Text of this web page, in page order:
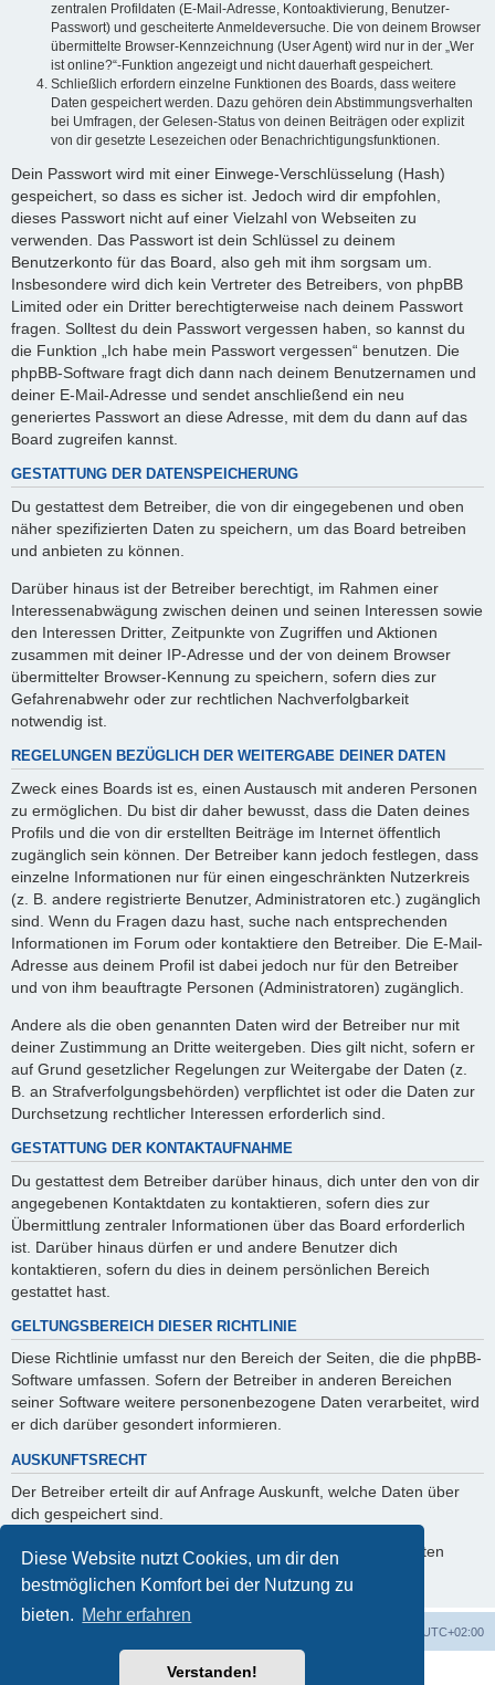
Diese Website nutzt Cookies, um dir den
bestmöglichen Komfort bei der Nutzung zu
bieten. Mehr erfahren
Verstanden!
zentralen Profildaten (E-Mail-Adresse, Kontoaktivierung, Benutzer-
Passwort) und gescheiterte Anmeldeversuche. Die von deinem Browser
übermittelte Browser-Kennzeichnung (User Agent) wird nur in der „Wer
ist online?“-Funktion angezeigt und nicht dauerhaft gespeichert.
Schließlich erfordern einzelne Funktionen des Boards, dass weitere
Daten gespeichert werden. Dazu gehören dein Abstimmungsverhalten
bei Umfragen, der Gelesen-Status von deinen Beiträgen oder explizit
von dir gesetzte Lesezeichen oder Benachrichtigungsfunktionen.
Dein Passwort wird mit einer Einwege-Verschlüsselung (Hash)
gespeichert, so dass es sicher ist. Jedoch wird dir empfohlen,
dieses Passwort nicht auf einer Vielzahl von Webseiten zu
verwenden. Das Passwort ist dein Schlüssel zu deinem
Benutzerkonto für das Board, also geh mit ihm sorgsam um.
Insbesondere wird dich kein Vertreter des Betreibers, von phpBB
Limited oder ein Dritter berechtigterweise nach deinem Passwort
fragen. Solltest du dein Passwort vergessen haben, so kannst du
die Funktion „Ich habe mein Passwort vergessen“ benutzen. Die
phpBB-Software fragt dich dann nach deinem Benutzernamen und
deiner E-Mail-Adresse und sendet anschließend ein neu
generiertes Passwort an diese Adresse, mit dem du dann auf das
Board zugreifen kannst.
GESTATTUNG DER DATENSPEICHERUNG
Du gestattest dem Betreiber, die von dir eingegebenen und oben
näher spezifizierten Daten zu speichern, um das Board betreiben
und anbieten zu können.
Darüber hinaus ist der Betreiber berechtigt, im Rahmen einer
Interessenabwägung zwischen deinen und seinen Interessen sowie
den Interessen Dritter, Zeitpunkte von Zugriffen und Aktionen
zusammen mit deiner IP-Adresse und der von deinem Browser
übermittelter Browser-Kennung zu speichern, sofern dies zur
Gefahrenabwehr oder zur rechtlichen Nachverfolgbarkeit
notwendig ist.
REGELUNGEN BEZÜGLICH DER WEITERGABE DEINER DATEN
Zweck eines Boards ist es, einen Austausch mit anderen Personen
zu ermöglichen. Du bist dir daher bewusst, dass die Daten deines
Profils und die von dir erstellten Beiträge im Internet öffentlich
zugänglich sein können. Der Betreiber kann jedoch festlegen, dass
einzelne Informationen nur für einen eingeschränkten Nutzerkreis
(z. B. andere registrierte Benutzer, Administratoren etc.) zugänglich
sind. Wenn du Fragen dazu hast, suche nach entsprechenden
Informationen im Forum oder kontaktiere den Betreiber. Die E-Mail-
Adresse aus deinem Profil ist dabei jedoch nur für den Betreiber
und von ihm beauftragte Personen (Administratoren) zugänglich.
Andere als die oben genannten Daten wird der Betreiber nur mit
deiner Zustimmung an Dritte weitergeben. Dies gilt nicht, sofern er
auf Grund gesetzlicher Regelungen zur Weitergabe der Daten (z.
B. an Strafverfolgungsbehörden) verpflichtet ist oder die Daten zur
Durchsetzung rechtlicher Interessen erforderlich sind.
GESTATTUNG DER KONTAKTAUFNAHME
Du gestattest dem Betreiber darüber hinaus, dich unter den von dir
angegebenen Kontaktdaten zu kontaktieren, sofern dies zur
Übermittlung zentraler Informationen über das Board erforderlich
ist. Darüber hinaus dürfen er und andere Benutzer dich
kontaktieren, sofern du dies in deinem persönlichen Bereich
gestattet hast.
GELTUNGSBEREICH DIESER RICHTLINIE
Diese Richtlinie umfasst nur den Bereich der Seiten, die die phpBB-
Software umfassen. Sofern der Betreiber in anderen Bereichen
seiner Software weitere personenbezogene Daten verarbeitet, wird
er dich darüber gesondert informieren.
AUSKUNFTSRECHT
Der Betreiber erteilt dir auf Anfrage Auskunft, welche Daten über
dich gespeichert sind.
Du kannst jederzeit die Löschung bzw. Sperrung deiner Daten
verlangen. Kontaktiere hierzu bitte den Betreiber.
UTC+02:00
Powered byphpBB® Forum Software © phpBB Limited